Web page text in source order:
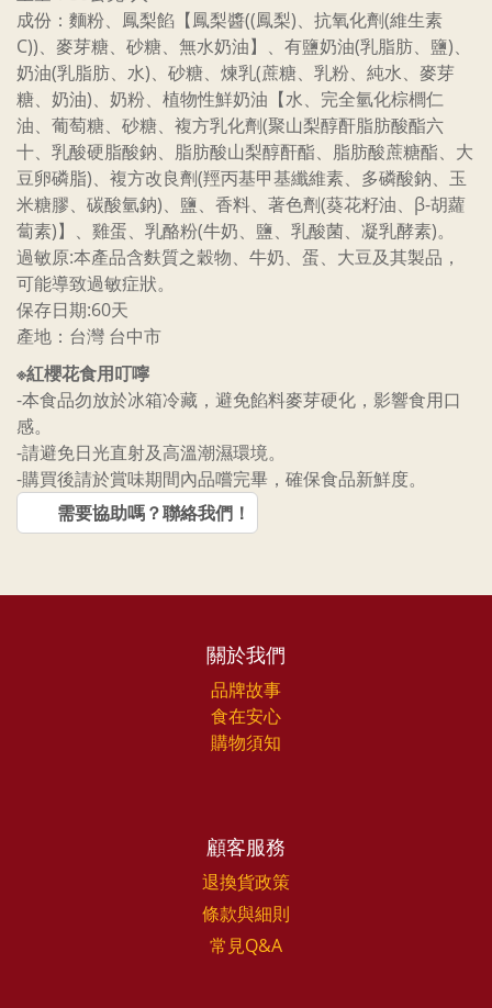
成份：麵粉、鳳梨餡【鳳梨醬((鳳梨)、抗氧化劑(維生素
C))、麥芽糖、砂糖、無水奶油】、有鹽奶油(乳脂肪、鹽)、
奶油(乳脂肪、水)、砂糖、煉乳(蔗糖、乳粉、純水、麥芽
糖、奶油)、奶粉、植物性鮮奶油【水、完全氫化棕櫚仁
油、葡萄糖、砂糖、複方乳化劑(聚山梨醇酐脂肪酸酯六
十、乳酸硬脂酸鈉、脂肪酸山梨醇酐酯、脂肪酸蔗糖酯、大
豆卵磷脂)、複方改良劑(羥丙基甲基纖維素、多磷酸鈉、玉
米糖膠、碳酸氫鈉)、鹽、香料、著色劑(葵花籽油、β-胡蘿
蔔素)】、雞蛋、乳酪粉(牛奶、鹽、乳酸菌、凝乳酵素)。
過敏原:本產品含麩質之穀物、牛奶、蛋、大豆及其製品，
可能導致過敏症狀。
保存日期:60天
產地：台灣 台中市
※紅櫻花食用叮嚀
-本食品勿放於冰箱冷藏，避免餡料麥芽硬化，影響食用口
感。
-請避免日光直射及高溫潮濕環境。
-購買後請於賞味期間內品嚐完畢，確保食品新鮮度。
需要協助嗎？聯絡我們！
關於我們
品牌故事
食在安心
購物須知
顧客服務
退換貨政策
條款與細則
常見Q&A